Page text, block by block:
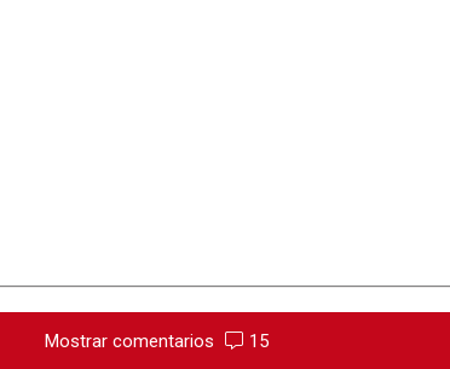
Mostrar comentarios 15